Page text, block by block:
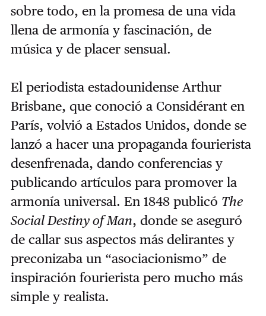
sobre todo, en la promesa de una vida
llena de armonía y fascinación, de
música y de placer sensual.
El periodista estadounidense Arthur
Brisbane, que conoció a Considérant en
París, volvió a Estados Unidos, donde se
lanzó a hacer una propaganda fourierista
desenfrenada, dando conferencias y
publicando artículos para promover la
armonía universal. En 1848 publicó The
Social Destiny of Man, donde se aseguró
de callar sus aspectos más delirantes y
preconizaba un “asociacionismo” de
inspiración fourierista pero mucho más
simple y realista.